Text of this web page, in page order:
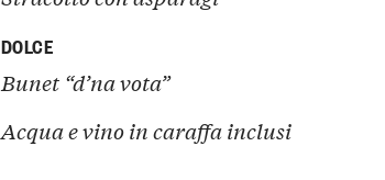
DOLCE
Bunet “d’na vota”
Acqua e vino in caraffa inclusi